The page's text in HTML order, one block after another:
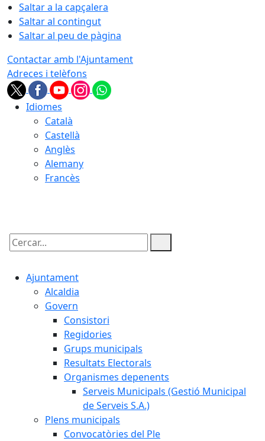
Saltar a la capçalera
Saltar al contingut
Saltar al peu de pàgina
Contactar amb l'Ajuntament
Adreces i telèfons
Idiomes
Català
Castellà
Anglès
Alemany
Francès
Cercar:
Ajuntament
Alcaldia
Govern
Consistori
Regidories
Grups municipals
Resultats Electorals
Organismes depenents
Serveis Municipals (Gestió Municipal
de Serveis S.A.)
Plens municipals
Convocatòries del Ple